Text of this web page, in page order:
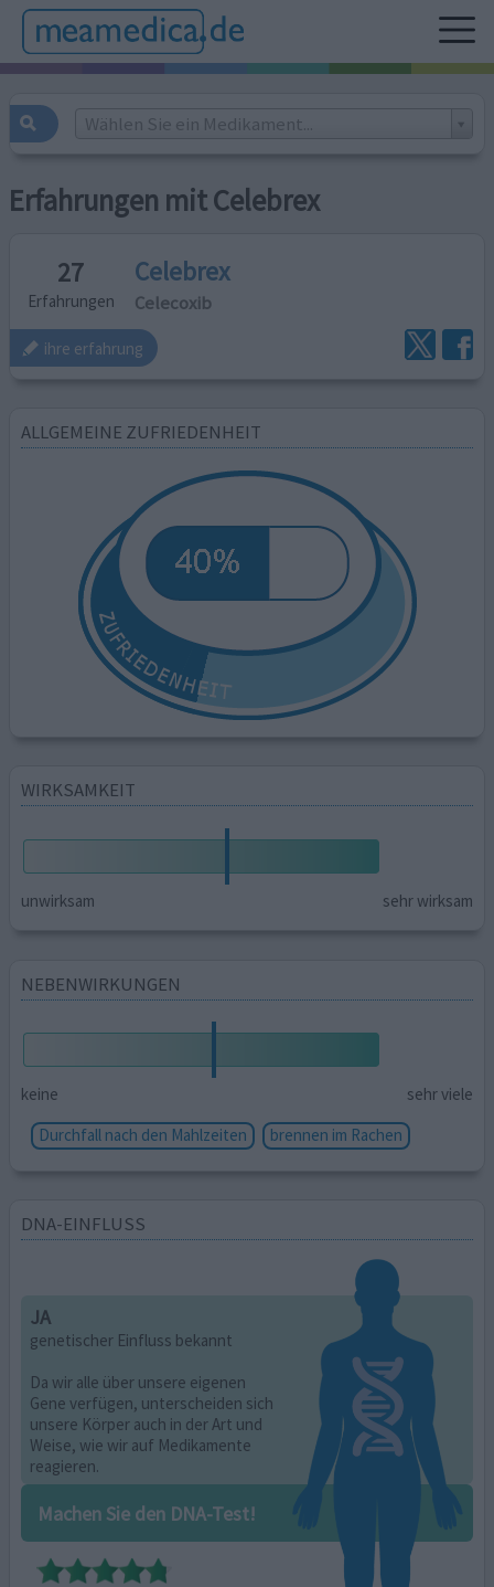
Wählen Sie ein Medikament...
Erfahrungen mit Celebrex
27
Erfahrungen
Celebrex
Celecoxib
ihre erfahrung
ALLGEMEINE ZUFRIEDENHEIT
WIRKSAMKEIT
unwirksam sehr wirksam
NEBENWIRKUNGEN
keine
sehr viele
Durchfall nach den Mahlzeiten
brennen im Rachen
DNA-EINFLUSS
JA
genetischer Einfluss bekannt
Da wir alle über unsere eigenen
Gene verfügen, unterscheiden sich
unsere Körper auch in der Art und
Weise, wie wir auf Medikamente
reagieren.
Machen Sie den DNA-Test!